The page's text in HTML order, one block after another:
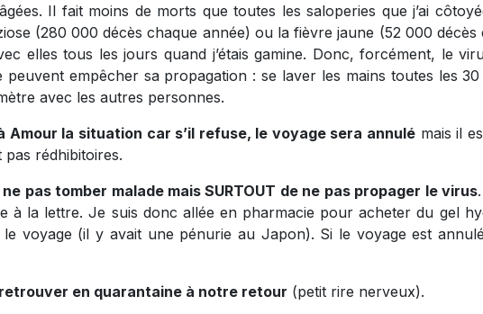
Il fait moins de morts que toutes les saloperies que j’ai
(280 000 décès chaque année) ou la fièvre jaune (52 000
elles tous les jours quand j’étais gamine. Donc, forcément, le
peuvent empêcher sa propagation : se laver les mains toutes les
avec les autres personnes.
Amour la situation car s’il refuse, le voyage sera annulémais il
pas rédhibitoires.
pas tomber malade mais SURTOUT de ne pas propager le virus
à la lettre. Je suis donc allée en pharmacie pour acheter du gel
voyage (il y avait une pénurie au Japon). Si le voyage est
en quarantaine à notre retour (petit rire nerveux).